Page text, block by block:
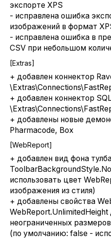
экспорте XPS
- исправлена ошибка
изображений в формат
- исправлена ошибка в
CSV при небольшом
[Extras]
+ добавлен коннектор
+ добавлен коннектор
+ добавлены новые
Pharmacode, Box
[WebReport]
+ добавлен вид фона
использовать цвет
изображения из стиля)
+ добавлены свойства
неограниченных
(по умолчанию: false -